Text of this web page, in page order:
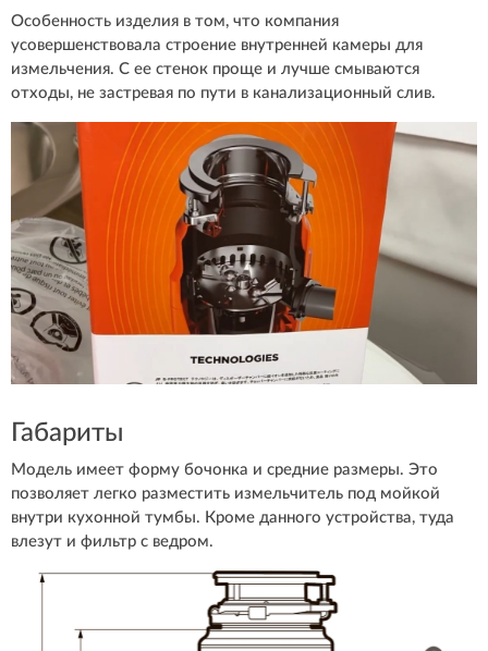
Особенность изделия в том, что компания
усовершенствовала строение внутренней камеры для
измельчения. С ее стенок проще и лучше смываются
отходы, не застревая по пути в канализационный слив.
Габариты
Модель имеет форму бочонка и средние размеры. Это
позволяет легко разместить измельчитель под мойкой
внутри кухонной тумбы. Кроме данного устройства, туда
влезут и фильтр с ведром.